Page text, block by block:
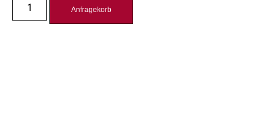
Anfragekorb